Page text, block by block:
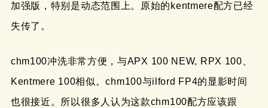
加强版，特别是动态范围上。原始的kentmere配方已经
失传了。
chm100冲洗非常方便，与APX 100 NEW, RPX 100、
Kentmere 100相似。chm100与ilford FP4的显影时间
也很接近。所以很多人认为这款chm100配方应该跟